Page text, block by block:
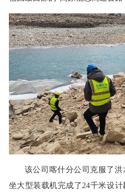
该公司喀什分公司克服了
坐大型装载机完成了24千米设